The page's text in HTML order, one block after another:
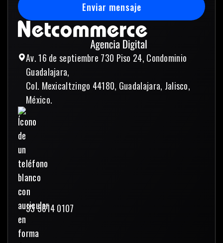
Av. 16 de septiembre 730 Piso 24, Condominio
Guadalajara,
Col. Mexicaltzingo 44180, Guadalajara, Jalisco,
México.
33 3614 0107
Enviar mensaje
Enviar mensaje